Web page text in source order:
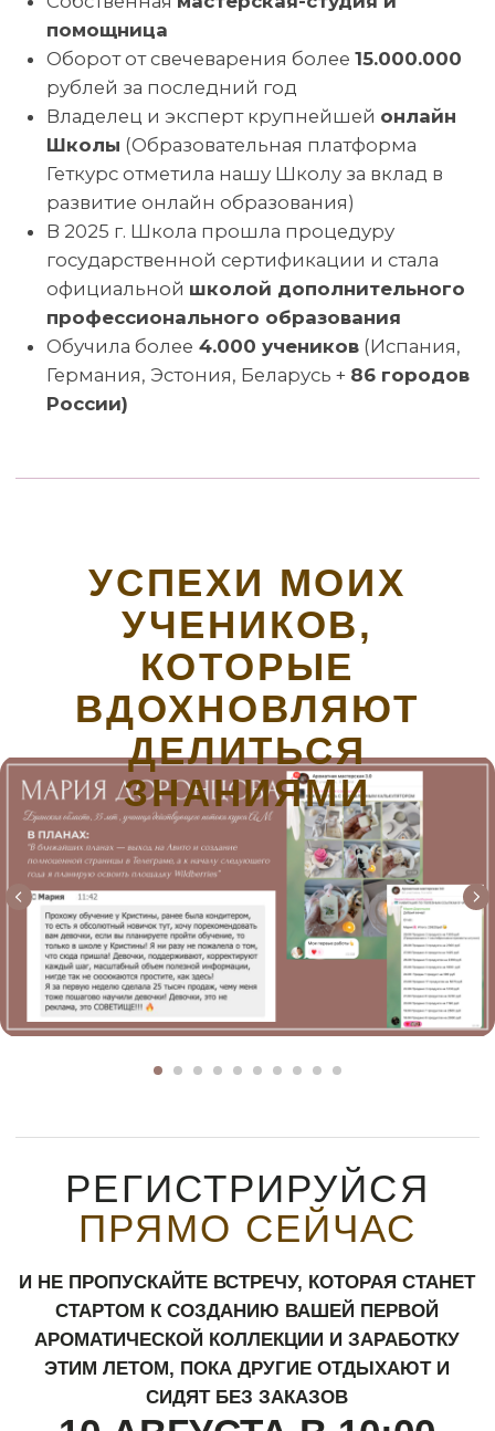
© Школа свечеварения LACIRE.SCHOOL
ИП Журавская Кристина Юрьевна
ОГРНИП 322774600015151
ИНН 772613512654
Политика конфидациальности
Согласие на получение рекламной рассылки и
рекламных материалов
Согласие на публикацию отзывов
Договор публичной оферты
Согласие на обработку персональных данных
все права защищены, 2026
Сведения об образовательной организации
Связаться с нами через e-mail
Телефон: +7 996 105 62 46
Pinterest